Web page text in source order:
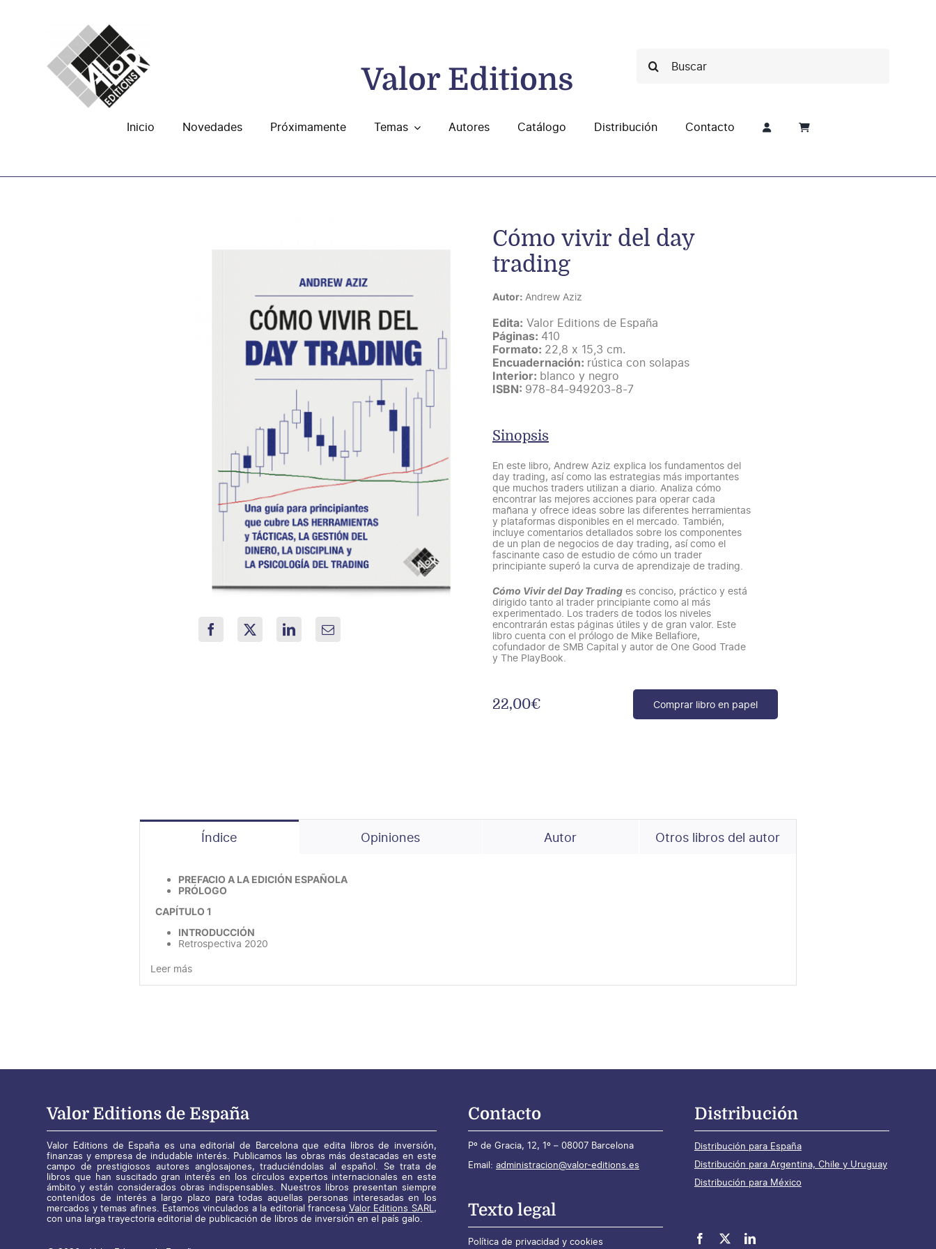
Valor Editions
Inicio Novedades Próximamente Temas Autores Catálogo Distribución Contacto
Cómo vivir del day
trading
Autor: Andrew Aziz
Edita: Valor Editions de España
Páginas: 410
Formato: 22,8 x 15,3 cm.
Encuadernación: rústica con solapas
Interior: blanco y negro
ISBN: 978-84-949203-8-7
Sinopsis
En este libro, Andrew Aziz explica los fundamentos del
day trading, así como las estrategias más importantes
que muchos traders utilizan a diario. Analiza cómo
encontrar las mejores acciones para operar cada
mañana y ofrece ideas sobre las diferentes herramientas
y plataformas disponibles en el mercado. También,
incluye comentarios detallados sobre los componentes
de un plan de negocios de day trading, así como el
fascinante caso de estudio de cómo un trader
principiante superó la curva de aprendizaje de trading.
Cómo Vivir del Day Tradinges conciso, práctico y está
dirigido tanto al trader principiante como al más
experimentado. Los traders de todos los niveles
encontrarán estas páginas útiles y de gran valor. Este
libro cuenta con el prólogo de Mike Bellafiore,
cofundador de SMB Capital y autor de One Good Trade
y The PlayBook.
22,00€ Comprar libro en papel
Índice Opiniones Autor Otros libros del autor
PREFACIO A LA EDICIÓN ESPAÑOLA
PRÓLOGO
CAPÍTULO 1
INTRODUCCIÓN
Retrospectiva 2020
Leer más
Valor Editions de España
Valor Editions de España es una editorial de Barcelona que edita libros de inversión,
finanzas y empresa de indudable interés. Publicamos las obras más destacadas en este
campo de prestigiosos autores anglosajones, traduciéndolas al español. Se trata de
libros que han suscitado gran interés en los círculos expertos internacionales en este
ámbito y están considerados obras indispensables. Nuestros libros presentan siempre
contenidos de interés a largo plazo para todas aquellas personas interesadas en los
mercados y temas afines. Estamos vinculados a la editorial francesa Valor Editions SARL ,
con una larga trayectoria editorial de publicación de libros de inversión en el país galo.
Contacto
Pº de Gracia, 12, 1º – 08007 Barcelona
Email: administracion@valor-editions.es
Texto legal
Política de privacidad y cookies
Distribución
Distribución para España
Distribución para Argentina, Chile y Uruguay
Distribución para México